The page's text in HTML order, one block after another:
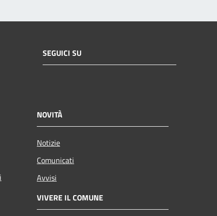
SEGUICI SU
NOVITÀ
Notizie
Comunicati
Avvisi
VIVERE IL COMUNE